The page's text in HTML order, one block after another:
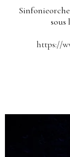
sous
https://